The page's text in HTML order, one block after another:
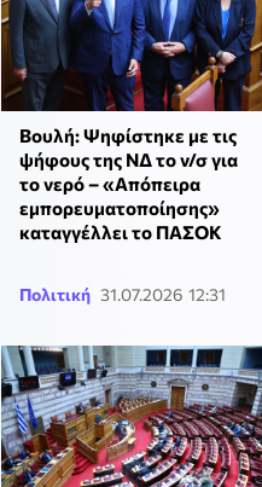
Βουλή: Ψηφίστηκε με τις
ψήφους της ΝΔ το ν/σ για
το νερό – «Απόπειρα
εμπορευματοποίησης»
καταγγέλλει το ΠΑΣΟΚ
Πολιτική 31.07.2026 12:31